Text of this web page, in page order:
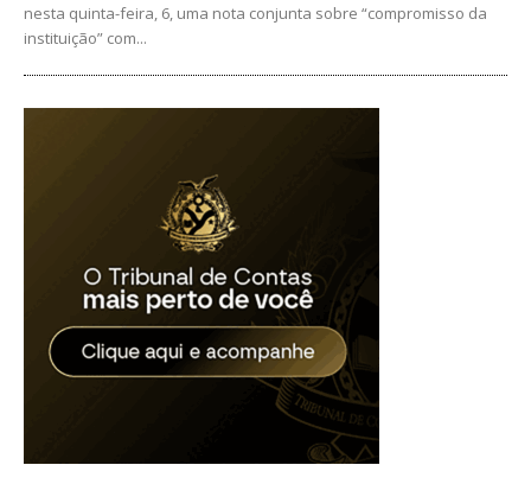
nesta quinta-feira, 6, uma nota conjunta sobre “compromisso da
instituição” com...